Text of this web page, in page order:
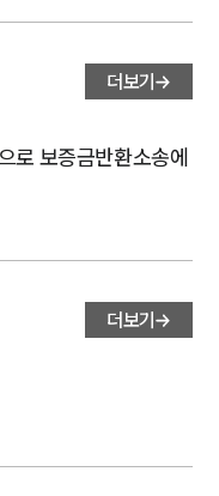
더보기
로 보증금반환소송에
더보기